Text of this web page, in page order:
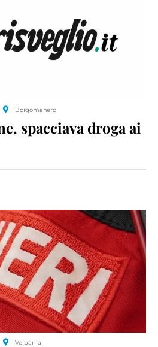
Borgomanero
spacciava droga ai
Verbania